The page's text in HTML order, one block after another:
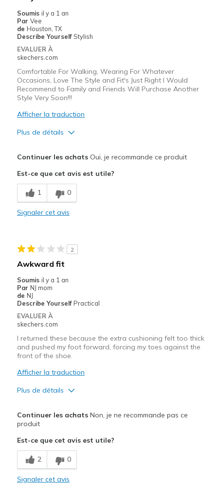
Width
Sizing
View On Shoes
Shoes are for Wearing
Soumis il y a 1 an
Par Vee
de Houston, TX
Describe Yourself Stylish
EVALUER À
skechers.com
Comfortable For Walking, Wearing For Whatever
Occasions, Love The Style and Fit's Just Right I Would
Recommend to Family and Friends Will Purchase Another
Style Very Soon!!!
Afficher la traduction
Plus de détails
Breathe Well
Comfortable
Width
View On Shoes
Continuer les achatsOui, je recommande ce produit
Est-ce que cet avis est utile?
1 0
Signaler cet avis
2
Awkward fit
Soumis il y a 1 an
Par NJ mom
de NJ
Describe Yourself Practical
EVALUER À
skechers.com
I returned these because the extra cushioning felt too thick
and pushed my foot forward, forcing my toes against the
front of the shoe.
Afficher la traduction
Plus de détails
Attractive Design
Le contre
Poor Cushioning
Les meilleures utilisations
Continuer les achatsNon, je ne recommande pas ce
produit
Est-ce que cet avis est utile?
2 0
Signaler cet avis